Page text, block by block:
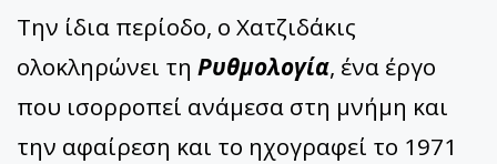
Την ίδια περίοδο, ο Χατζιδάκις
ολοκληρώνει τη Ρυθμολογία, ένα έργο
που ισορροπεί ανάμεσα στη μνήμη και
την αφαίρεση και το ηχογραφεί το 1971